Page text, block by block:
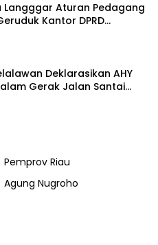
Langggar Aturan Pedagang
Kantor DPRD
Deklarasikan AHY
Gerak Jalan Santai
Pemprov Riau
Agung Nugroho